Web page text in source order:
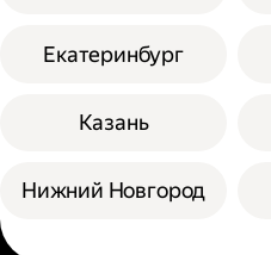
Екатеринбург
Казань
Нижний Новгород